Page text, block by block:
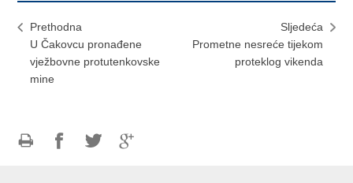
Prethodna
U Čakovcu pronađene
vježbovne protutenkovske
mine
Sljedeća
Prometne nesreće tijekom
proteklog vikenda